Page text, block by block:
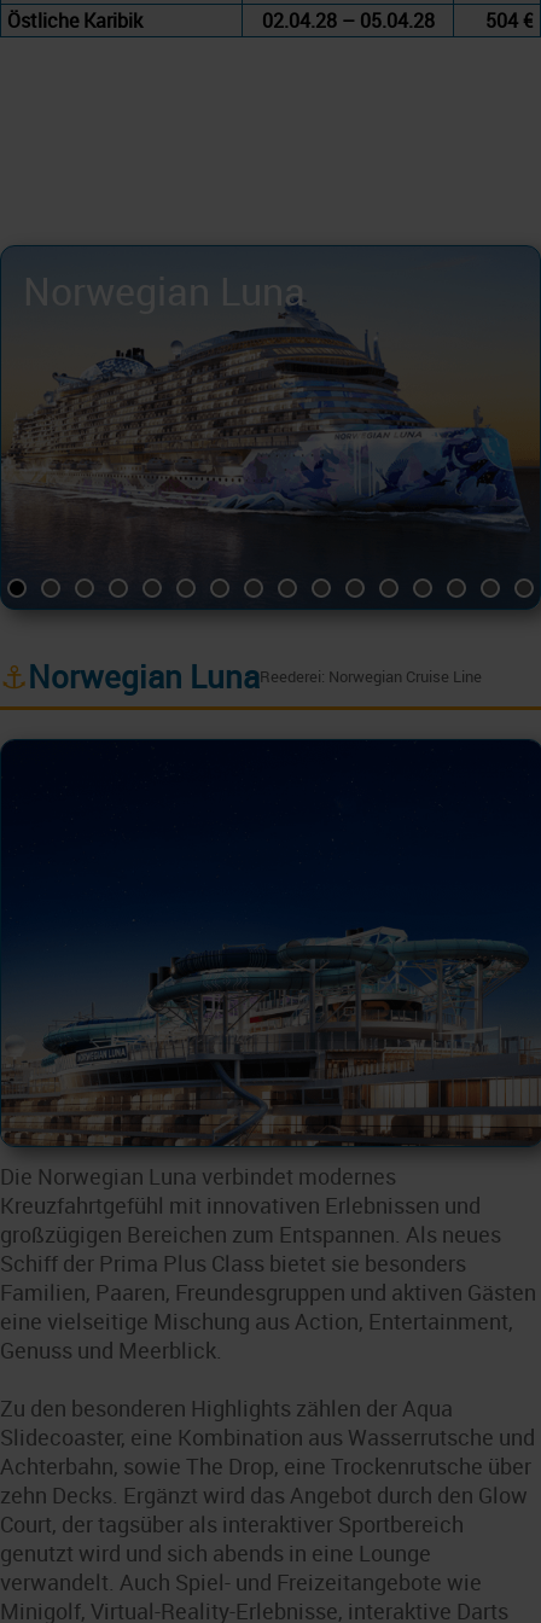
Östliche Karibik
02.04.28 – 05.04.28 504 €
Norwegian Luna
⚓Norwegian LunaReederei: Norwegian Cruise Line
Die Norwegian Luna verbindet modernes
Kreuzfahrtgefühl mit innovativen Erlebnissen und
großzügigen Bereichen zum Entspannen. Als neues
Schiff der Prima Plus Class bietet sie besonders
Familien, Paaren, Freundesgruppen und aktiven Gästen
eine vielseitige Mischung aus Action, Entertainment,
Genuss und Meerblick.
Zu den besonderen Highlights zählen der Aqua
Slidecoaster, eine Kombination aus Wasserrutsche und
Achterbahn, sowie The Drop, eine Trockenrutsche über
zehn Decks. Ergänzt wird das Angebot durch den Glow
Court, der tagsüber als interaktiver Sportbereich
genutzt wird und sich abends in eine Lounge
verwandelt. Auch Spiel- und Freizeitangebote wie
Minigolf, Virtual-Reality-Erlebnisse, interaktive Darts